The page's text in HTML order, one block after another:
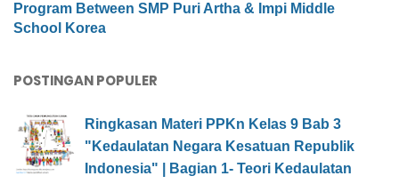
Program Between SMP Puri Artha & Impi Middle
School Korea
POSTINGAN POPULER
Ringkasan Materi PPKn Kelas 9 Bab 3
"Kedaulatan Negara Kesatuan Republik
Indonesia" | Bagian 1- Teori Kedaulatan